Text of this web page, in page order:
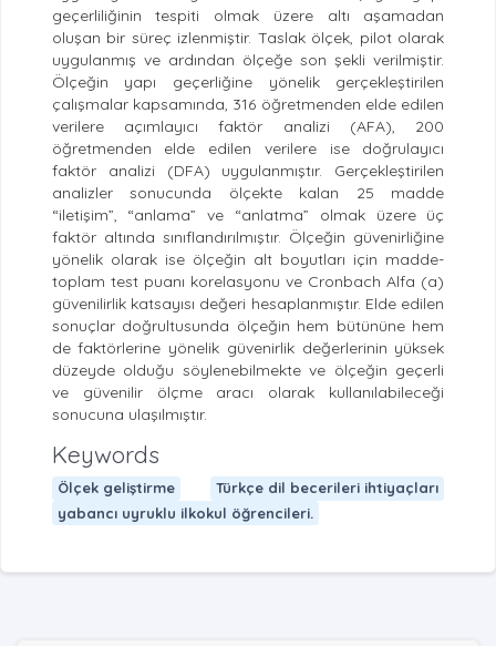
geçerliliğinin tespiti olmak üzere altı aşamadan
oluşan bir süreç izlenmiştir. Taslak ölçek, pilot olarak
uygulanmış ve ardından ölçeğe son şekli verilmiştir.
Ölçeğin yapı geçerliğine yönelik gerçekleştirilen
çalışmalar kapsamında, 316 öğretmenden elde edilen
verilere açımlayıcı faktör analizi (AFA), 200
öğretmenden elde edilen verilere ise doğrulayıcı
faktör analizi (DFA) uygulanmıştır. Gerçekleştirilen
analizler sonucunda ölçekte kalan 25 madde
“iletişim”, “anlama” ve “anlatma” olmak üzere üç
faktör altında sınıflandırılmıştır. Ölçeğin güvenirliğine
yönelik olarak ise ölçeğin alt boyutları için madde-
toplam test puanı korelasyonu ve Cronbach Alfa (a)
güvenilirlik katsayısı değeri hesaplanmıştır. Elde edilen
sonuçlar doğrultusunda ölçeğin hem bütününe hem
de faktörlerine yönelik güvenirlik değerlerinin yüksek
düzeyde olduğu söylenebilmekte ve ölçeğin geçerli
ve güvenilir ölçme aracı olarak kullanılabileceği
sonucuna ulaşılmıştır.
Keywords
Ölçek geliştirme
Türkçe dil becerileri ihtiyaçları
yabancı uyruklu ilkokul öğrencileri.